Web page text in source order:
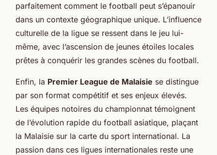
parfaitement comment le football peut s’épanouir
dans un contexte géographique unique. L’influence
culturelle de la ligue se ressent dans le jeu lui-
même, avec l’ascension de jeunes étoiles locales
prêtes à conquérir les grandes scènes du football.
Enfin, la Premier League de Malaisie se distingue
par son format compétitif et ses enjeux élevés.
Les équipes notoires du championnat témoignent
de l’évolution rapide du football asiatique, plaçant
la Malaisie sur la carte du sport international. La
passion dans ces ligues internationales reste une